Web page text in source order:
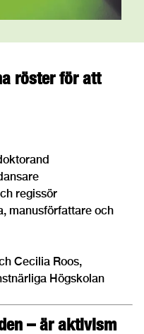
röster för att
regissör
manusförfattare och
Cecilia Roos,
Högskolan
– är aktivism